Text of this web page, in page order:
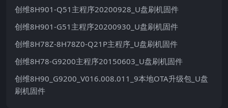
创维8H901-Q51主程序20200928_U盘刷机固件
创维8H901-G51主程序20200930_U盘刷机固件
创维8H78Z-8H78Z0-Q21P主程序_U盘刷机固件
创维8H78-G9200主程序20150603_U盘刷机固件
创维8H90_G9200_V016.008.011_9本地OTA升级包_U盘
刷机固件